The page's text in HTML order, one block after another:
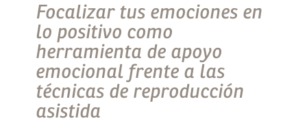
Focalizar tus emociones en
lo positivo como
herramienta de apoyo
emocional frente a las
técnicas de reproducción
asistida